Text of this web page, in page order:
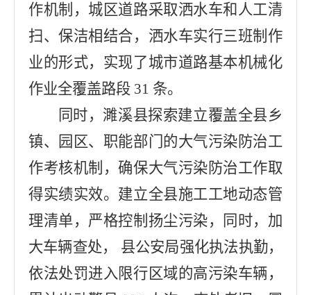
作机制，城区道路采取洒水车和人工清
扫、保洁相结合，洒水车实行三班制作
业的形式，实现了城市道路基本机械化
作业全覆盖路段 31 条。
同时，濉溪县探索建立覆盖全县乡
镇、园区、职能部门的大气污染防治工
作考核机制，确保大气污染防治工作取
得实绩实效。建立全县施工工地动态管
理清单，严格控制扬尘污染，同时，加
大车辆查处， 县公安局强化执法执勤，
依法处罚进入限行区域的高污染车辆，